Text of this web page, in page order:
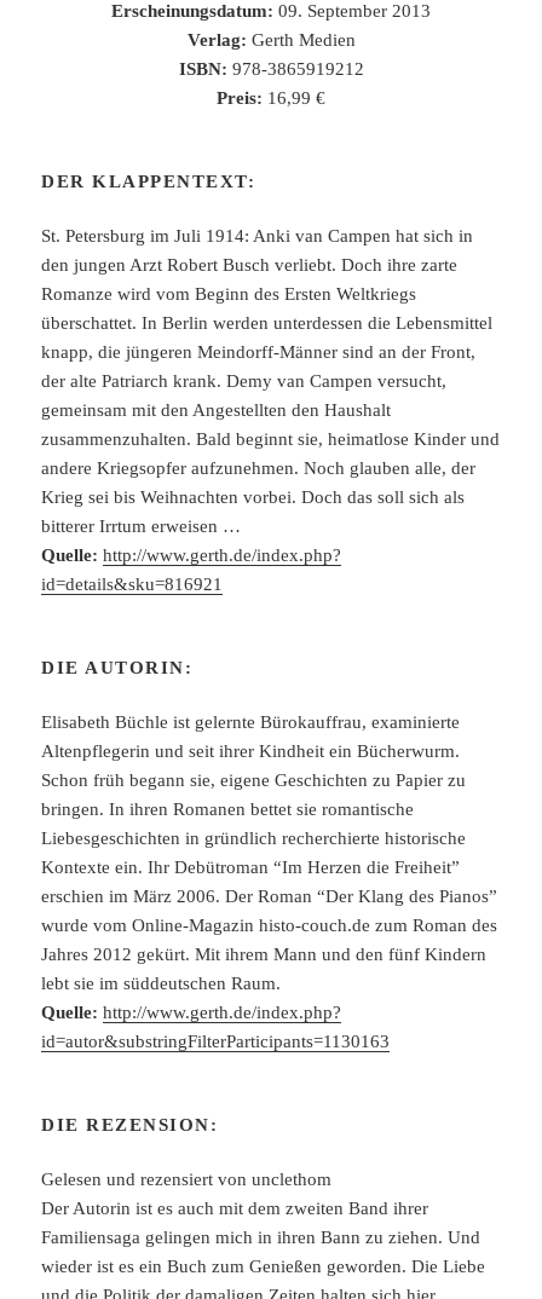
Erscheinungsdatum: 09. September 2013
Verlag: Gerth Medien
ISBN: 978-3865919212
Preis: 16,99 €
DER KLAPPENTEXT:
St. Petersburg im Juli 1914: Anki van Campen hat sich in
den jungen Arzt Robert Busch verliebt. Doch ihre zarte
Romanze wird vom Beginn des Ersten Weltkriegs
überschattet. In Berlin werden unterdessen die Lebensmittel
knapp, die jüngeren Meindorff-Männer sind an der Front,
der alte Patriarch krank. Demy van Campen versucht,
gemeinsam mit den Angestellten den Haushalt
zusammenzuhalten. Bald beginnt sie, heimatlose Kinder und
andere Kriegsopfer aufzunehmen. Noch glauben alle, der
Krieg sei bis Weihnachten vorbei. Doch das soll sich als
bitterer Irrtum erweisen …
Quelle: http://www.gerth.de/index.php?
id=details&sku=816921
DIE AUTORIN:
Elisabeth Büchle ist gelernte Bürokauffrau, examinierte
Altenpflegerin und seit ihrer Kindheit ein Bücherwurm.
Schon früh begann sie, eigene Geschichten zu Papier zu
bringen. In ihren Romanen bettet sie romantische
Liebesgeschichten in gründlich recherchierte historische
Kontexte ein. Ihr Debütroman “Im Herzen die Freiheit”
erschien im März 2006. Der Roman “Der Klang des Pianos”
wurde vom Online-Magazin histo-couch.de zum Roman des
Jahres 2012 gekürt. Mit ihrem Mann und den fünf Kindern
lebt sie im süddeutschen Raum.
Quelle:http://www.gerth.de/index.php?
id=autor&substringFilterParticipants=1130163
DIE REZENSION:
Gelesen und rezensiert von unclethom
Der Autorin ist es auch mit dem zweiten Band ihrer
Familiensaga gelingen mich in ihren Bann zu ziehen. Und
wieder ist es ein Buch zum Genießen geworden. Die Liebe